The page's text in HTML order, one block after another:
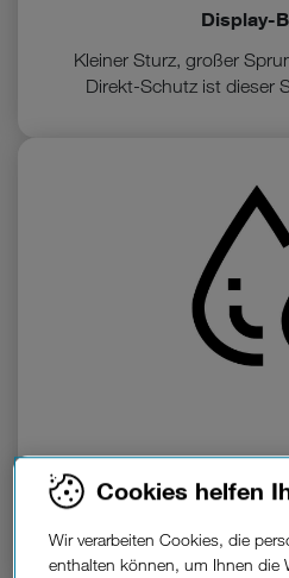
Display-
Kleiner Sturz, großer
Direkt-Schutz ist dieser
Egal ob Spritzer, ein
Sturz ins Wasser.
Cookies helfen
Wir verarbeiten Cookies, die
enthalten können, um Ihnen die